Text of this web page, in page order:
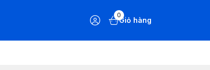
0
Giỏ hàng